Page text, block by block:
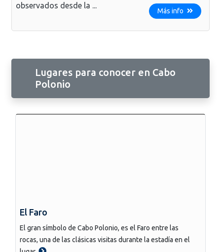
observados desde la ...
Más info
Lugares para conocer en Cabo
Polonio
El Faro
El gran símbolo de Cabo Polonio, es el Faro entre las
rocas, una de las clásicas visitas durante la estadía en el